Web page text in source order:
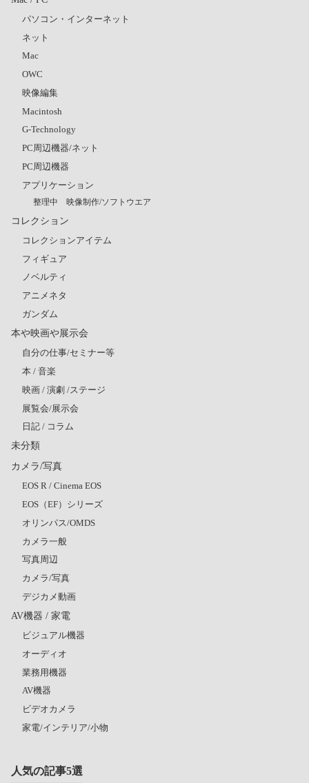
パソコン・インターネット
ネット
Mac
OWC
映像編集
Macintosh
G-Technology
PC周辺機器/ネット
PC周辺機器
アプリケーション
整理中 映像制作/ソフトウエア
コレクション
コレクションアイテム
フィギュア
ノベルティ
アニメネタ
ガンダム
本や映画や展示会
自分の仕事/セミナー等
本 / 音楽
映画 / 演劇 /ステージ
展覧会/展示会
日記 / コラム
未分類
カメラ/写真
EOS R / Cinema EOS
EOS（EF）シリーズ
オリンパス/OMDS
カメラ一般
写真周辺
カメラ/写真
デジカメ動画
AV機器 / 家電
ビジュアル機器
オーディオ
業務用機器
AV機器
ビデオカメラ
家電/インテリア/小物
人気の記事5選